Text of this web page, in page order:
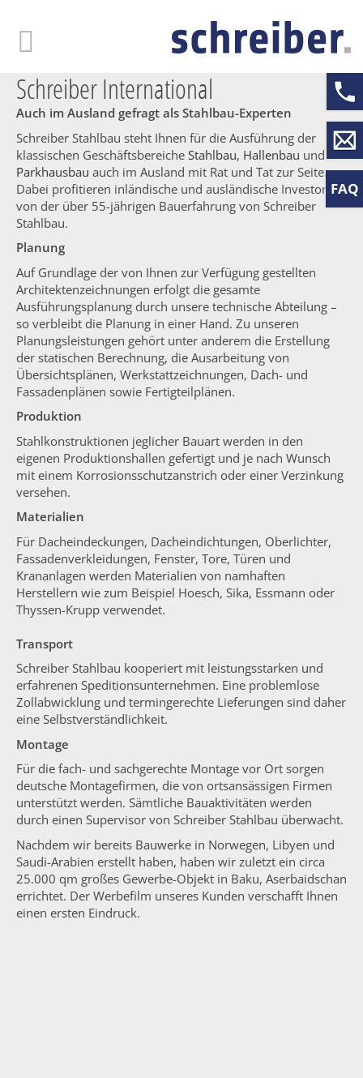
main
content
Schreiber International
Auch im Ausland gefragt als Stahlbau-Experten
Schreiber Stahlbau steht Ihnen für die Ausführung der
klassischen Geschäftsbereiche Stahlbau, Hallenbau und
Parkhausbau auch im Ausland mit Rat und Tat zur Seite.
Dabei profitieren inländische und ausländische Investoren
von der über 55-jährigen Bauerfahrung von Schreiber
Stahlbau.
Planung
Auf Grundlage der von Ihnen zur Verfügung gestellten
Architektenzeichnungen erfolgt die gesamte
Ausführungsplanung durch unsere technische Abteilung –
so verbleibt die Planung in einer Hand. Zu unseren
Planungsleistungen gehört unter anderem die Erstellung
der statischen Berechnung, die Ausarbeitung von
Übersichtsplänen, Werkstattzeichnungen, Dach- und
Fassadenplänen sowie Fertigteilplänen.
Produktion
Stahlkonstruktionen jeglicher Bauart werden in den
eigenen Produktionshallen gefertigt und je nach Wunsch
mit einem Korrosionsschutzanstrich oder einer Verzinkung
versehen.
Materialien
Für Dacheindeckungen, Dacheindichtungen, Oberlichter,
Fassadenverkleidungen, Fenster, Tore, Türen und
Krananlagen werden Materialien von namhaften
Herstellern wie zum Beispiel Hoesch, Sika, Essmann oder
Thyssen-Krupp verwendet.
Transport
Schreiber Stahlbau kooperiert mit leistungsstarken und
erfahrenen Speditionsunternehmen. Eine problemlose
Zollabwicklung und termingerechte Lieferungen sind daher
eine Selbstverständlichkeit.
Montage
Für die fach- und sachgerechte Montage vor Ort sorgen
deutsche Montagefirmen, die von ortsansässigen Firmen
unterstützt werden. Sämtliche Bauaktivitäten werden
durch einen Supervisor von Schreiber Stahlbau überwacht.
Nachdem wir bereits Bauwerke in Norwegen, Libyen und
Saudi-Arabien erstellt haben, haben wir zuletzt ein circa
25.000 qm großes Gewerbe-Objekt in Baku, Aserbaidschan
errichtet. Der Werbefilm unseres Kunden verschafft Ihnen
einen ersten Eindruck.
FAQ